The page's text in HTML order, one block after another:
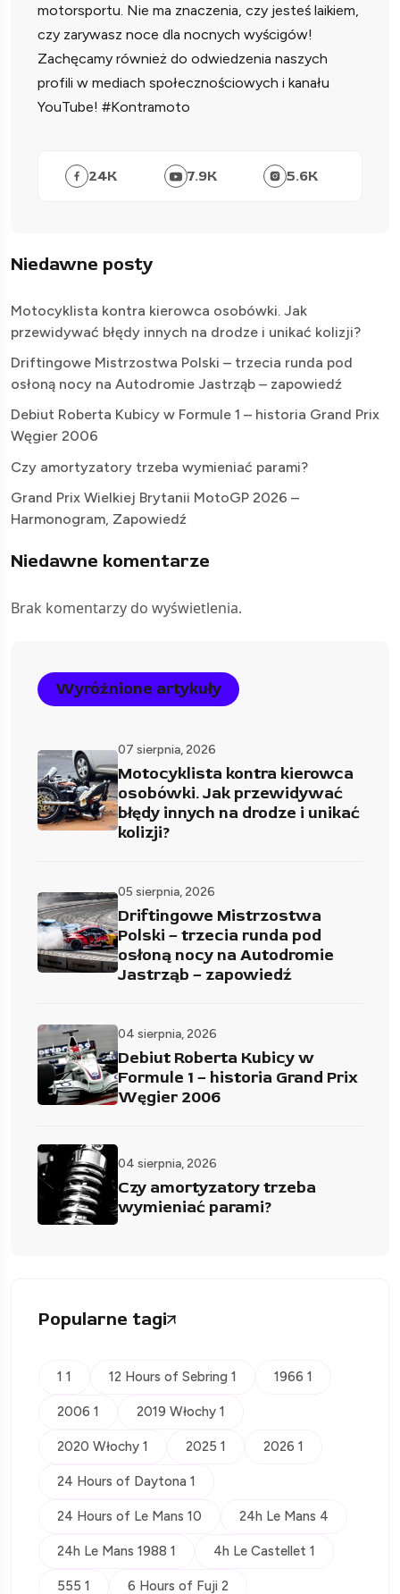
motorsportu. Nie ma znaczenia, czy jesteś laikiem,
czy zarywasz noce dla nocnych wyścigów!
Zachęcamy również do odwiedzenia naszych
profili w mediach społecznościowych i kanału
YouTube! #Kontramoto
24K 7.9K 5.6K
Niedawne posty
Motocyklista kontra kierowca osobówki. Jak
przewidywać błędy innych na drodze i unikać kolizji?
Driftingowe Mistrzostwa Polski – trzecia runda pod
osłoną nocy na Autodromie Jastrząb – zapowiedź
Debiut Roberta Kubicy w Formule 1 – historia Grand Prix
Węgier 2006
Czy amortyzatory trzeba wymieniać parami?
Grand Prix Wielkiej Brytanii MotoGP 2026 –
Harmonogram, Zapowiedź
Niedawne komentarze
Brak komentarzy do wyświetlenia.
Wyróżnione artykuły
07 sierpnia, 2026
Motocyklista kontra kierowca
osobówki. Jak przewidywać
błędy innych na drodze i unikać
kolizji?
05 sierpnia, 2026
Driftingowe Mistrzostwa
Polski – trzecia runda pod
osłoną nocy na Autodromie
Jastrząb – zapowiedź
04 sierpnia, 2026
Debiut Roberta Kubicy w
Formule 1 – historia Grand Prix
Węgier 2006
04 sierpnia, 2026
Czy amortyzatory trzeba
wymieniać parami?
Popularne tagi
1 1 12 Hours of Sebring 1 1966 1
2006 1 2019 Włochy 1
2020 Włochy 1 2025 1 2026 1
24 Hours of Daytona 1
24 Hours of Le Mans 10 24h Le Mans 4
24h Le Mans 1988 1 4h Le Castellet 1
555 1 6 Hours of Fuji 2